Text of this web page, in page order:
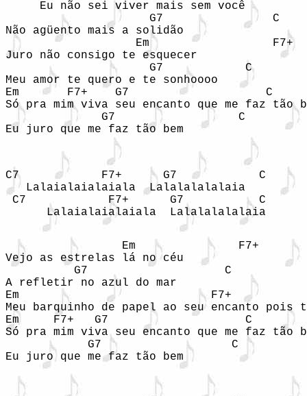
     Eu não sei viver mais sem você
                     G7                C
Não agüento mais a solidão
                   Em                  F7+
Juro não consigo te esquecer
                     G7            C
Meu amor te quero e te sonhoooo
Em       F7+    G7                    C
Só pra mim viva seu encanto que me faz tão
              G7                  C
Eu juro que me faz tão bem
C7            F7+      G7            C
   Lalaialaialaiala  Lalalalalalaia
C7            F7+      G7           C
      Lalaialaialaiala  Lalalalalalaia
                 Em               F7+
Vejo as estrelas lá no céu
          G7                    C
A refletir no azul do mar
Em                            F7+
Meu barquinho de papel ao seu encanto
Em     F7+   G7                    C
Só pra mim viva seu encanto que me faz tão
            G7                   C
Eu juro que me faz tão bem